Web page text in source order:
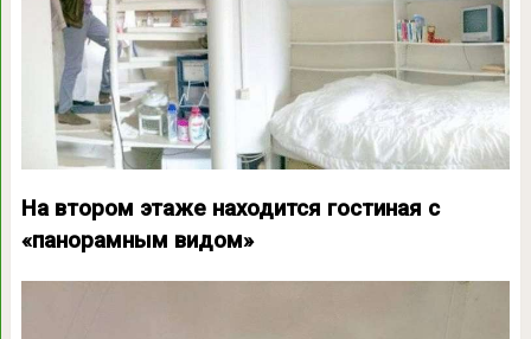
На втором этаже находится гостиная с
«панорамным видом»